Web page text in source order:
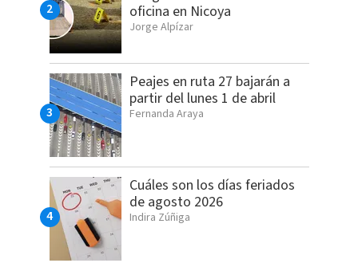
oficina en Nicoya
Jorge Alpízar
Peajes en ruta 27 bajarán a
partir del lunes 1 de abril
Fernanda Araya
Cuáles son los días feriados
de agosto 2026
Indira Zúñiga